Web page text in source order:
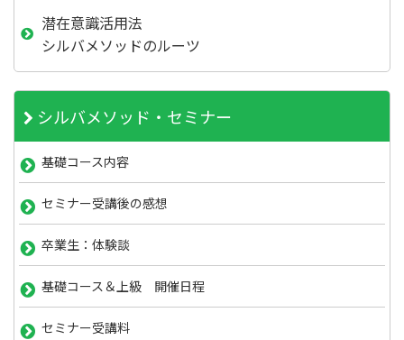
潜在意識活用法
シルバメソッドのルーツ
シルバメソッド・セミナー
基礎コース内容
セミナー受講後の感想
卒業生：体験談
基礎コース＆上級 開催日程
セミナー受講料